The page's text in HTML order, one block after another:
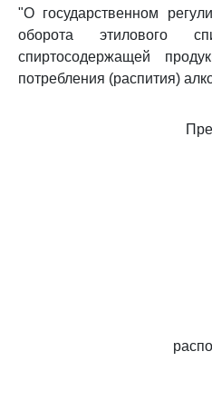
"О государственном
оборота этилового
спиртосодержащей
потребления (распития)